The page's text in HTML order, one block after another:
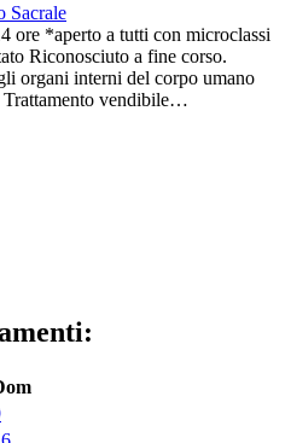
Sacrale
ore *aperto a tutti con microclassi
Riconosciuto a fine corso.
organi interni del corpo umano
vendibile…